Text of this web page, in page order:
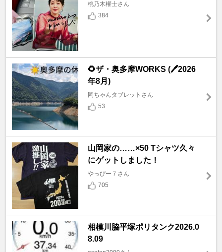
桃乃木權士さん
384
🌻ザ・奥多摩WORKS (🖊️2026
年8月)
岡ちゃんタブレットさん
53
山岡家の……×50 Tシャツ久々
にゲットしました！
やっぴー７さん
705
相模川脇平塚ポリタンク2026.0
8.09